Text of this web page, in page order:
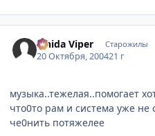
Ishida Viper Старожилы
20 Октября, 200421 г
музыка..тежелая..помогает
что0то рам и система уже не
че0нить потяжелее